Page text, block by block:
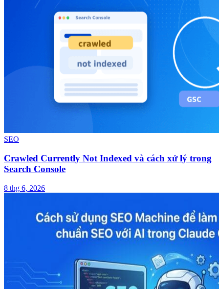
SEO
Crawled Currently Not Indexed và cách xử lý trong
Search Console
8 thg 6, 2026